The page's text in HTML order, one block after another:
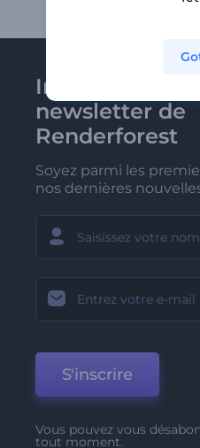
Inscrivez-vous
newsletter de
Renderforest
Soyez parmi les
nos dernières
S'inscrire
Vous pouvez vous
tout moment.